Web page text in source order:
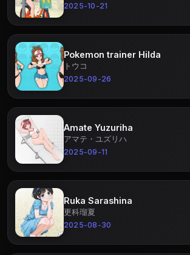
2025-10-21
Pokemon trainer Hilda
トウコ
2025-09-26
Amate Yuzuriha
アマテ・ユズリハ
2025-09-11
Ruka Sarashina
更科瑠夏
2025-08-30